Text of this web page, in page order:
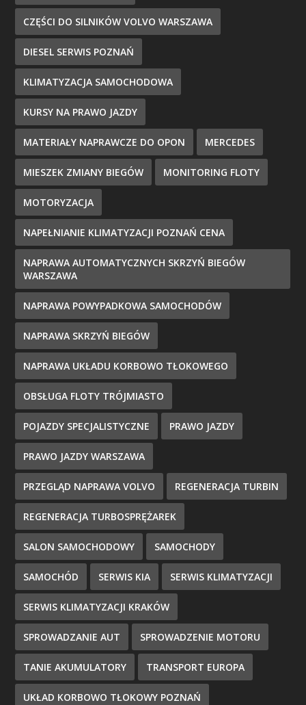
CZĘŚCI DO SILNIKÓW VOLVO WARSZAWA
DIESEL SERWIS POZNAŃ
KLIMATYZACJA SAMOCHODOWA
KURSY NA PRAWO JAZDY
MATERIAŁY NAPRAWCZE DO OPON MERCEDES
MIESZEK ZMIANY BIEGÓW MONITORING FLOTY
MOTORYZACJA
NAPEŁNIANIE KLIMATYZACJI POZNAŃ CENA
NAPRAWA AUTOMATYCZNYCH SKRZYŃ BIEGÓW
WARSZAWA
NAPRAWA POWYPADKOWA SAMOCHODÓW
NAPRAWA SKRZYŃ BIEGÓW
NAPRAWA UKŁADU KORBOWO TŁOKOWEGO
OBSŁUGA FLOTY TRÓJMIASTO
POJAZDY SPECJALISTYCZNE PRAWO JAZDY
PRAWO JAZDY WARSZAWA
PRZEGLĄD NAPRAWA VOLVO REGENERACJA TURBIN
REGENERACJA TURBOSPRĘŻAREK
SALON SAMOCHODOWY SAMOCHODY
SAMOCHÓD SERWIS KIA SERWIS KLIMATYZACJI
SERWIS KLIMATYZACJI KRAKÓW
SPROWADZANIE AUT SPROWADZENIE MOTORU
TANIE AKUMULATORY TRANSPORT EUROPA
UKŁAD KORBOWO TŁOKOWY POZNAŃ